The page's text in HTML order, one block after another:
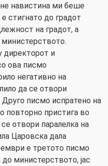
навистина ми беше
стигнато до градот
на градот, а
директорот и
ова писмо
негативно на
да се отвори
Друго писмо испратено на
повторно пристига во
отвори паралелка на
Царовска дала
е третото писмо
министерството, јас